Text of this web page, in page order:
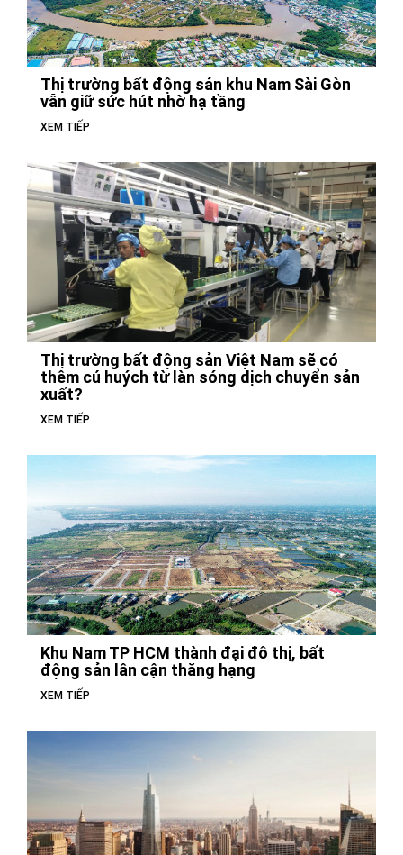
Thị trường bất động sản khu Nam Sài Gòn
vẫn giữ sức hút nhờ hạ tầng
XEM TIẾP
Thị trường bất động sản Việt Nam sẽ có
thêm cú huých từ làn sóng dịch chuyển sản
xuất?
XEM TIẾP
Khu Nam TP HCM thành đại đô thị, bất
động sản lân cận thăng hạng
XEM TIẾP